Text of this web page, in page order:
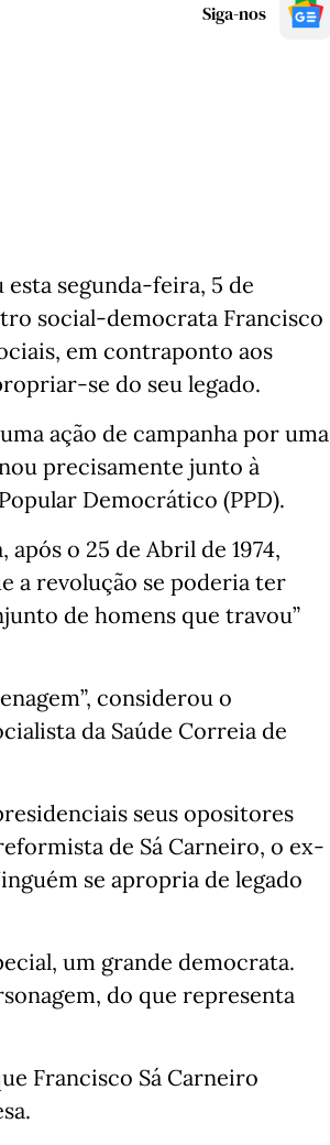
Siga-nos
segunda-feira, 5 de
social-democrata Francisco
em contraponto aos
se do seu legado.
ação de campanha por uma
precisamente junto à
Democrático (PPD).
o 25 de Abril de 1974,
a revolução se poderia ter
de homens que travou”
considerou o
da Saúde Correia de
seus opositores
de Sá Carneiro, o ex-
se apropria de legado
um grande democrata.
do que representa
Francisco Sá Carneiro